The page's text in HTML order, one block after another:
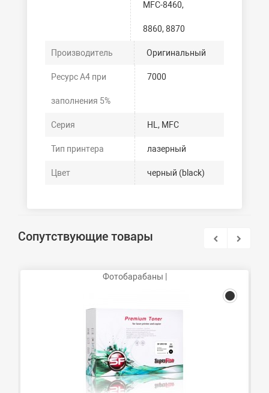
MFC-8460,
8860, 8870
Производитель Оригинальный
Ресурс А4 при
заполнения 5%
7000
Серия HL, MFC
Тип принтера лазерный
Цвет черный (black)
Сопутствующие товары
Фотобарабаны |